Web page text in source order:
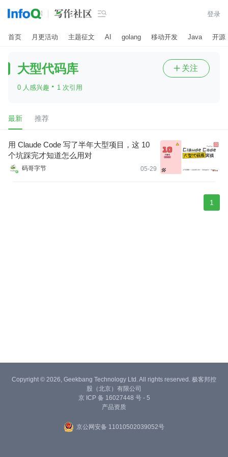
 登录
首页 月更活动 主题征文 AI golang 移动开发 Java 开源
大型代码库
0 人感兴趣 · 1 次引用
 关注
最新 推荐
用 Claude Code 写了半年大型项目，这 10
个坑踩完才知道怎么用对
码哥字节 05-29
1
Copyright © 2026, Geekbang Technology Ltd. All rights reserved. 极客邦控
股（北京）有限公司
京 ICP 备 16027448 号 - 5
产品资质
京公网安备 11010502039052号